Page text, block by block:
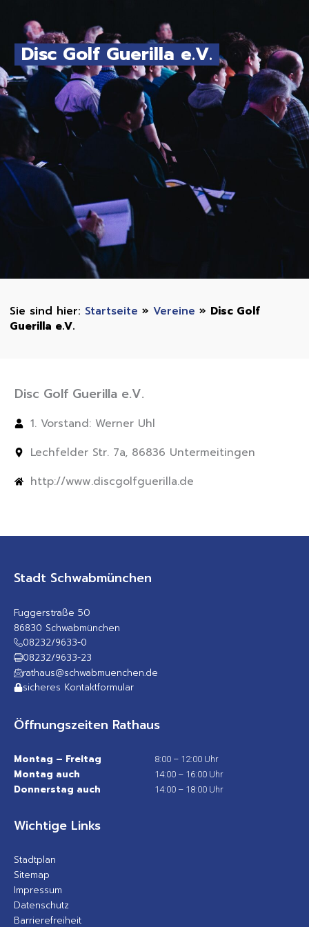
Disc Golf Guerilla e.V.
Startseite » Vereine » Disc Golf
Guerilla e.V.
Disc Golf Guerilla e.V.
1. Vorstand: Werner Uhl
Lechfelder Str. 7a, 86836 Untermeitingen
http://www.discgolfguerilla.de
Stadt Schwabmünchen
Fuggerstraße 50
86830 Schwabmünchen
08232/9633-0
08232/9633-23
rathaus@schwabmuenchen.de
sicheres Kontaktformular
Öffnungszeiten Rathaus
Montag – Freitag 8:00 – 12:00 Uhr
Montag auch 14:00 – 16:00 Uhr
Donnerstag auch 14:00 – 18:00 Uhr
Wichtige Links
Stadtplan
Sitemap
Impressum
Datenschutz
Barrierefreiheit